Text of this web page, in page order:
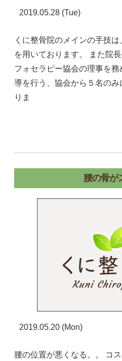
2019.05.28 (Tue)
くに整骨院のメインの手技は
を用いております。 また院
フォセラピー協会の理事を
導を行う、協会から５名の
りま
腰の骨が
2019.05.20 (Mon)
腰の位置が悪くなる。。 コ